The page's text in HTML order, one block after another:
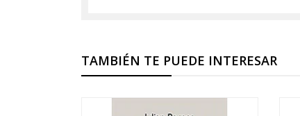
TAMBIÉN TE PUEDE INTERESAR